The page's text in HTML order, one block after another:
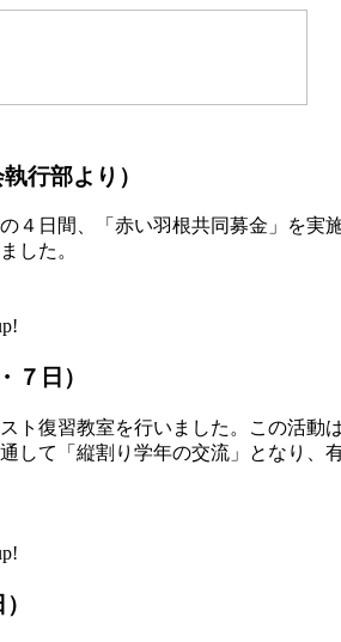
行部より）
４日間、「赤い羽根共同募金」を実
した。
７日）
ト復習教室を行いました。この活動
して「縦割り学年の交流」となり、